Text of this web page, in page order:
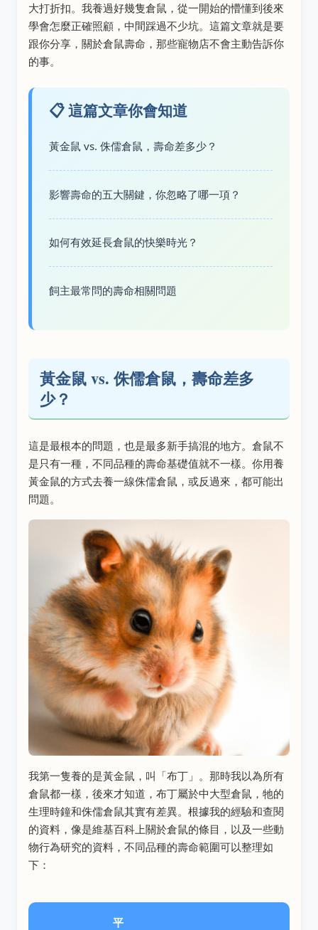
大打折扣。我養過好幾隻倉鼠，從一開始的懵懂到後來
學會怎麼正確照顧，中間踩過不少坑。這篇文章就是要
跟你分享，關於倉鼠壽命，那些寵物店不會主動告訴你
的事。
📋 這篇文章你會知道
黃金鼠 vs. 侏儒倉鼠，壽命差多少？
影響壽命的五大關鍵，你忽略了哪一項？
如何有效延長倉鼠的快樂時光？
飼主最常問的壽命相關問題
黃金鼠 vs. 侏儒倉鼠，壽命差多
少？
這是最根本的問題，也是最多新手搞混的地方。倉鼠不
是只有一種，不同品種的壽命基礎值就不一樣。你用養
黃金鼠的方式去養一線侏儒倉鼠，或反過來，都可能出
問題。
我第一隻養的是黃金鼠，叫「布丁」。那時我以為所有
倉鼠都一樣，後來才知道，布丁屬於中大型倉鼠，牠的
生理時鐘和侏儒倉鼠其實有差異。根據我的經驗和查閱
的資料，像是維基百科上關於倉鼠的條目，以及一些動
物行為研究的資料，不同品種的壽命範圍可以整理如
下：
平